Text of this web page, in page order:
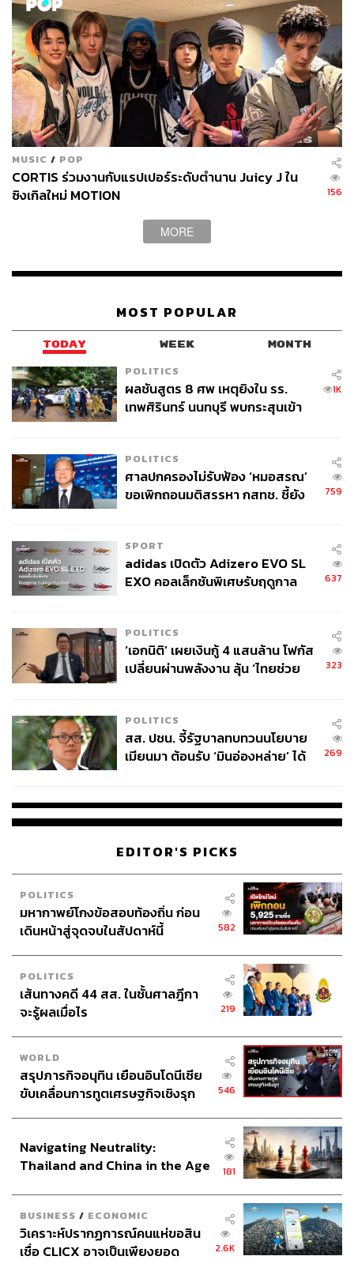
MUSIC / POP
CORTIS ร่วมงานกับแรปเปอร์ระดับตำนาน Juicy J ใน
ซิงเกิลใหม่ MOTION
156
MORE
MOST POPULAR
TODAY WEEK MONTH
POLITICS
ผลชันสูตร 8 ศพ เหตุยิงใน รร.
เทพศิรินทร์ นนทบุรี พบกระสุนเข้า
1K
POLITICS
ศาลปกครองไม่รับฟ้อง ‘หมอสรณ’
ขอเพิกถอนมติสรรหา กสทช. ชี้ยัง
759
SPORT
adidas เปิดตัว Adizero EVO SL
EXO คอลเล็กชันพิเศษรับฤดูกาล
637
POLITICS
‘เอกนิติ’ เผยเงินกู้ 4 แสนล้าน โฟกัส
เปลี่ยนผ่านพลังงาน ลุ้น ‘ไทยช่วย
323
POLITICS
สส. ปชน. จี้รัฐบาลทบทวนนโยบาย
เมียนมา ต้อนรับ ‘มินอ่องหล่าย’ ได้
269
EDITOR'S PICKS
POLITICS
มหากาพย์โกงข้อสอบท้องถิ่น ก่อน
เดินหน้าสู่จุดจบในสัปดาห์นี้
582
POLITICS
เส้นทางคดี 44 สส. ในชั้นศาลฎีกา
จะรู้ผลเมื่อไร
219
WORLD
สรุปภารกิจอนุทิน เยือนอินโดนีเซีย
ขับเคลื่อนการทูตเศรษฐกิจเชิงรุก
546
Navigating Neutrality:
Thailand and China in the Age
181
BUSINESS / ECONOMIC
วิเคราะห์ปรากฏการณ์คนแห่ขอสิน
เชื่อ CLICX อาจเป็นเพียงยอด
2.6K